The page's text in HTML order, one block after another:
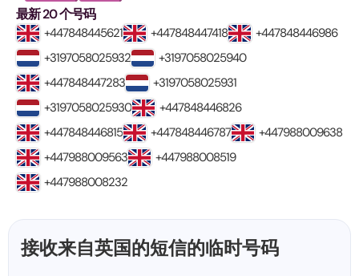
最新 20 个号码
+447848445621 +447848447418
+447848446986
+3197058025932
+3197058025940
+447848447283
+3197058025931
+3197058025930
+447848446826
+447848446815
+447848446787
+447988009638
+447988009563
+447988008519
+447988008232
接收来自英国的短信的临时号码